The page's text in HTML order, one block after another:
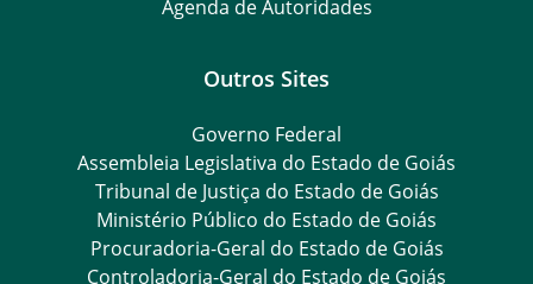
Agenda de Autoridades
Outros Sites
Governo Federal
Assembleia Legislativa do Estado de Goiás
Tribunal de Justiça do Estado de Goiás
Ministério Público do Estado de Goiás
Procuradoria-Geral do Estado de Goiás
Controladoria-Geral do Estado de Goiás